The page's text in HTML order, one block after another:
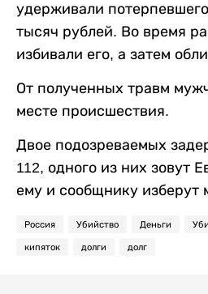
удерживали
тысяч рублей. Во время
избивали его, а затем
От полученных травм
месте происшествия.
Двое подозреваемых
112, одного из них зовут
ему и сообщнику изберут
Россия Убийство Деньги
кипяток долги долг